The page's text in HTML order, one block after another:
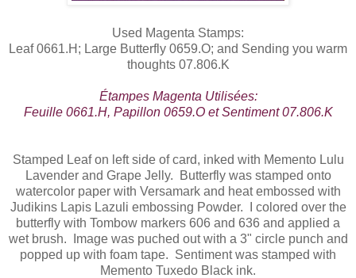
Used Magenta Stamps:
Leaf 0661.H; Large Butterfly 0659.O; and Sending you warm
thoughts 07.806.K
Étampes Magenta Utilisées:
Feuille 0661.H, Papillon 0659.O et Sentiment 07.806.K
Stamped Leaf on left side of card, inked with Memento Lulu
Lavender and Grape Jelly. Butterfly was stamped onto
watercolor paper with Versamark and heat embossed with
Judikins Lapis Lazuli embossing Powder. I colored over the
butterfly with Tombow markers 606 and 636 and applied a
wet brush. Image was puched out with a 3" circle punch and
popped up with foam tape. Sentiment was stamped with
Memento Tuxedo Black ink.